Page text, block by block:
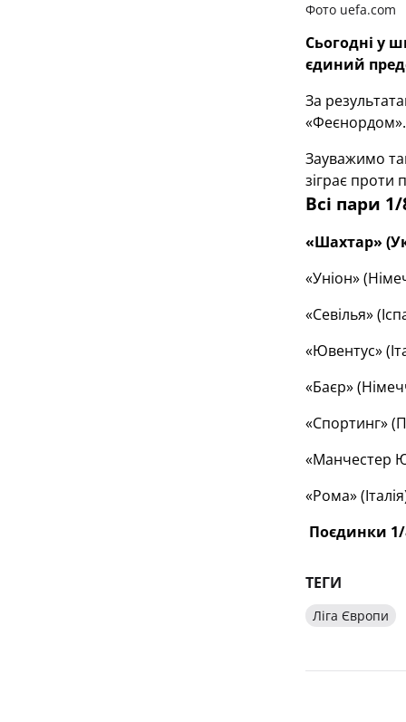
Фото uefa.com
Сьогодні у
єдиний
За
«Феєнордом».
Зауважимо
зіграє проти
Всі пари
«Шахтар»
«Уніон»
«Севілья»
«Ювентус»
«Баєр»
«Спортинг»
«Манчестер
«Рома»
Поєдинки 1/
ТЕГИ
Ліга Європи